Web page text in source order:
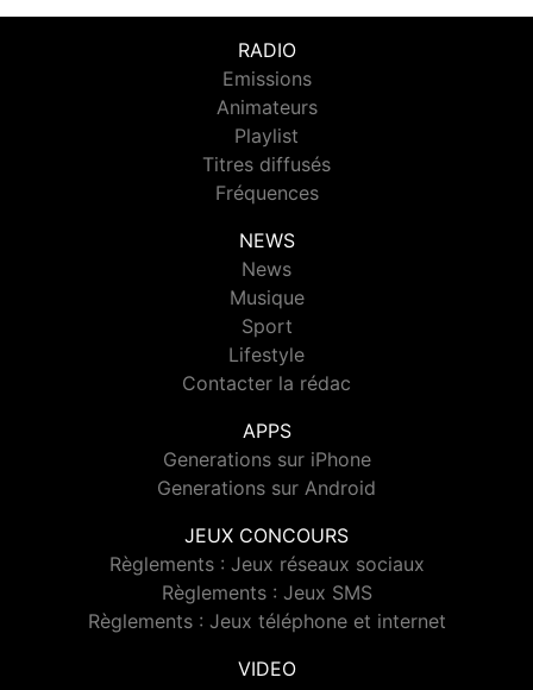
RADIO
Emissions
Animateurs
Playlist
Titres diffusés
Fréquences
NEWS
News
Musique
Sport
Lifestyle
Contacter la rédac
APPS
Generations sur iPhone
Generations sur Android
JEUX CONCOURS
Règlements : Jeux réseaux sociaux
Règlements : Jeux SMS
Règlements : Jeux téléphone et internet
VIDEO